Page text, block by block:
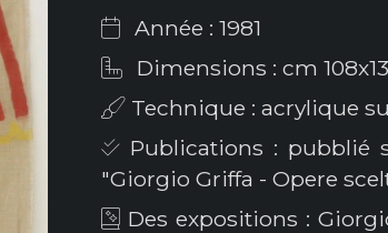
Année : 1981
Dimensions : cm
Technique : acrylique
Publications : pubblié
"Giorgio Griffa - Opere
Des expositions :